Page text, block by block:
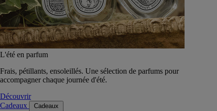
L'été en parfum
Frais, pétillants, ensoleillés. Une sélection de parfums pour
accompagner chaque journée d'été.
Découvrir
Cadeaux
Cadeaux